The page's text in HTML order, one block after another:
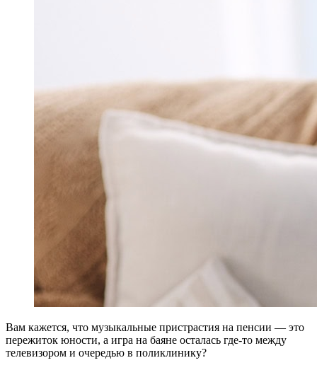
Вам кажется, что музыкальные пристрастия на пенсии — это
пережиток юности, а игра на баяне осталась где-то между
телевизором и очередью в поликлинику?